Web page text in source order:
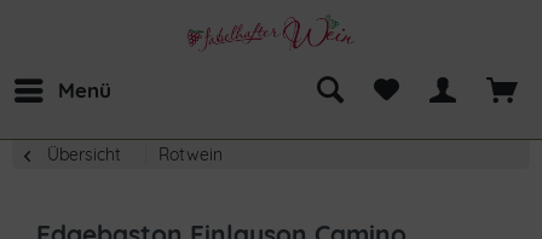
Menü
Übersicht Rotwein